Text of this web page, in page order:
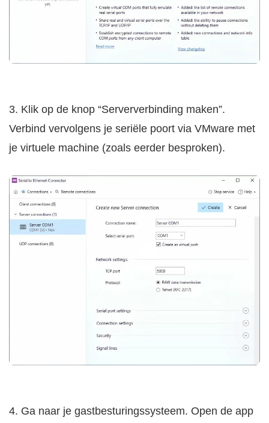
3. Klik op de knop “Serververbinding maken”.
Verbind vervolgens je seriële poort via VMware met
je virtuele machine (zoals eerder besproken).
4. Ga naar je gastbesturingssysteem. Open de app